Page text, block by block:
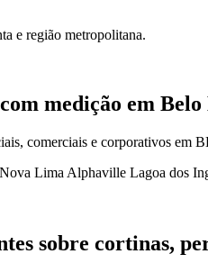
e região metropolitana.
medição em
comerciais e corporativos
Nova Lima Alphaville Lagoa dos
sobre cortinas,